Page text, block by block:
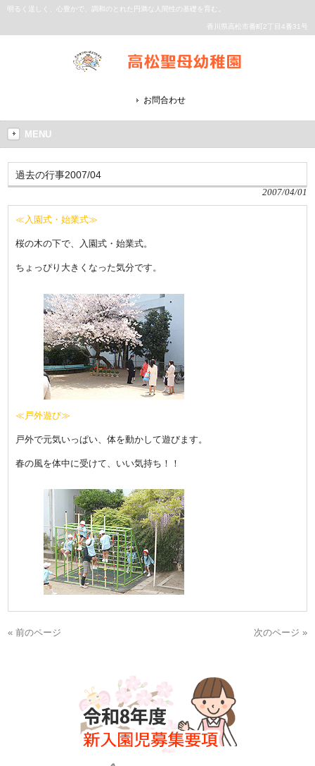
明るく逞しく、心豊かで、調和のとれた円満な人間性の基礎を育む。
香川県高松市番町2丁目4番31号
お問合わせ
MENU
過去の行事2007/04
2007/04/01
≪入園式・始業式≫
桜の木の下で、入園式・始業式。
ちょっぴり大きくなった気分です。
≪戸外遊び≫
戸外で元気いっぱい、体を動かして遊びます。
春の風を体中に受けて、いい気持ち！！
« 前のページ 次のページ »